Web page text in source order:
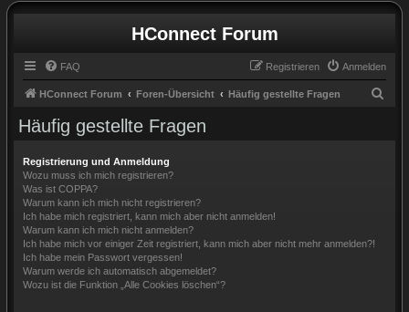
HConnect Forum
FAQ Anmelden
Registrieren
HConnect Forum Foren-Übersicht Häufig gestellte Fragen
Häufig gestellte Fragen
Registrierung und Anmeldung
Wozu muss ich mich registrieren?
Was ist COPPA?
Warum kann ich mich nicht registrieren?
Ich habe mich registriert, kann mich aber nicht anmelden!
Warum kann ich mich nicht anmelden?
Ich habe mich vor einiger Zeit registriert, kann mich aber nicht mehr anmelden?!
Ich habe mein Passwort vergessen!
Warum werde ich automatisch abgemeldet?
Wozu ist die Funktion „Alle Cookies löschen“?